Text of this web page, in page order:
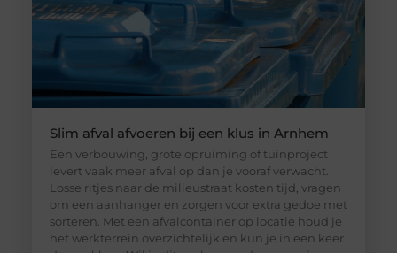
Slim afval afvoeren bij een klus in Arnhem
Een verbouwing, grote opruiming of tuinproject
levert vaak meer afval op dan je vooraf verwacht.
Losse ritjes naar de milieustraat kosten tijd, vragen
om een aanhanger en zorgen voor extra gedoe met
sorteren. Met een afvalcontainer op locatie houd je
het werkterrein overzichtelijk en kun je in een keer